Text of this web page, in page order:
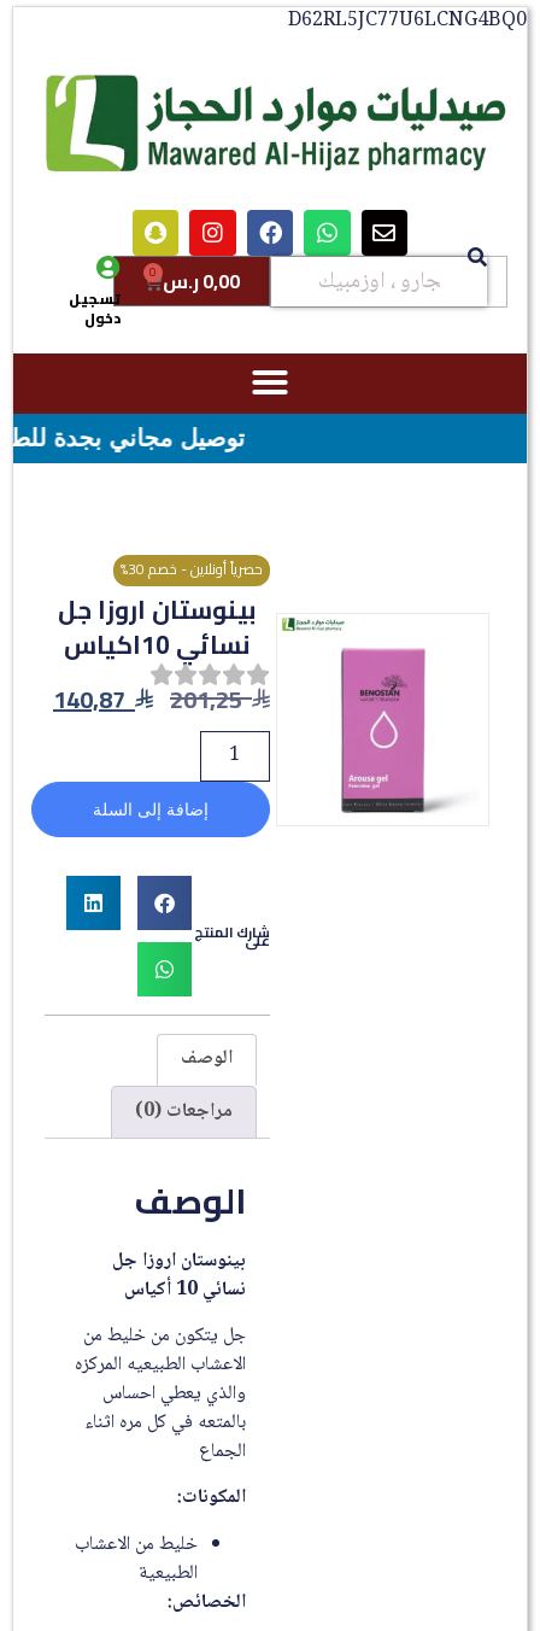
D62RL5JC77U6LCNG4BQ0
0,00ر.س 0
تسجيل
دخول
توصيل مجاني بجدة للطلبات فوق قيمه ال ١٠٠ ريال - شحن
حصرياً أونلاين - خصم 30%
بينوستان اروزا جل
نسائي 10اكياس
201,25
140,87
إضافة إلى السلة
شارك المنتج
على
الوصف
مراجعات (0)
الوصف
بينوستان اروزا جل
نسائي 10 أكياس
جل يتكون من خليط من
الاعشاب الطبيعيه المركزه
والذي يعطي احساس
بالمتعه في كل مره اثناء
الجماع
المكونات:
خليط من الاعشاب
الطبيعية
الخصائص: